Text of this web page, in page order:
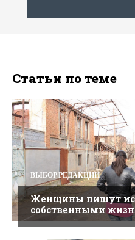
Статьи по теме
ВЫБОР РЕДАКЦИИ
Женщины пишут
собственными